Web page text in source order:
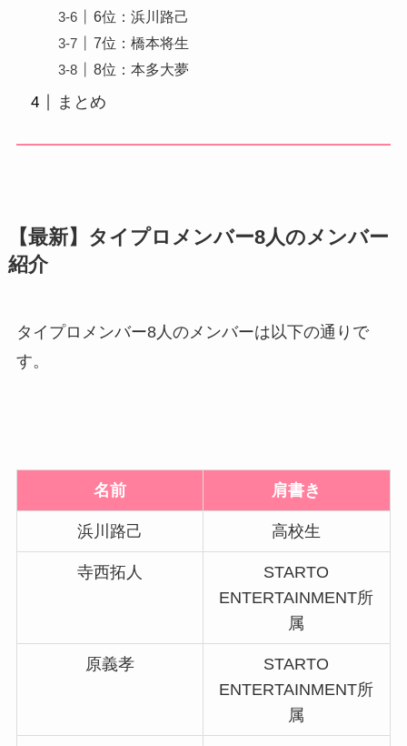
6位：浜川路己
7位：橋本将生
8位：本多大夢
まとめ
【最新】タイプロメンバー8人のメンバー
紹介
タイプロメンバー8人のメンバーは以下の通りで
す。
名前 肩書き
浜川路己 高校生
寺西拓人
STARTO
ENTERTAINMENT所
属
原義孝
STARTO
ENTERTAINMENT所
属